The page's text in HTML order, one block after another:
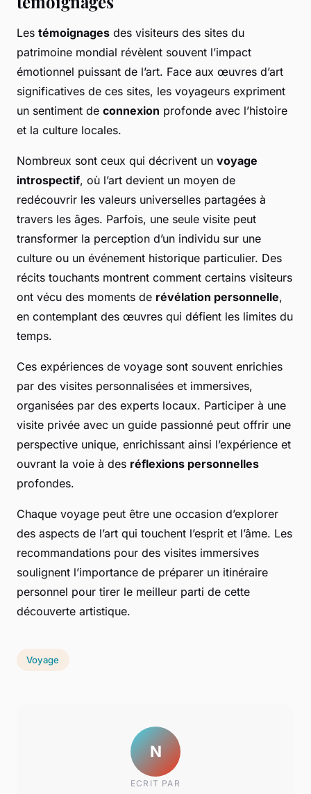
Les témoignages des visiteurs des sites du
patrimoine mondial révèlent souvent l’impact
émotionnel puissant de l’art. Face aux œuvres d’art
significatives de ces sites, les voyageurs expriment
un sentiment de connexion profonde avec l’histoire
et la culture locales.
Nombreux sont ceux qui décrivent un voyage
introspectif, où l’art devient un moyen de
redécouvrir les valeurs universelles partagées à
travers les âges. Parfois, une seule visite peut
transformer la perception d’un individu sur une
culture ou un événement historique particulier. Des
récits touchants montrent comment certains visiteurs
ont vécu des moments de révélation personnelle,
en contemplant des œuvres qui défient les limites du
temps.
Ces expériences de voyage sont souvent enrichies
par des visites personnalisées et immersives,
organisées par des experts locaux. Participer à une
visite privée avec un guide passionné peut offrir une
perspective unique, enrichissant ainsi l’expérience et
ouvrant la voie à des réflexions personnelles
profondes.
Chaque voyage peut être une occasion d’explorer
des aspects de l’art qui touchent l’esprit et l’âme. Les
recommandations pour des visites immersives
soulignent l’importance de préparer un itinéraire
personnel pour tirer le meilleur parti de cette
découverte artistique.
Voyage
N
ECRIT PAR